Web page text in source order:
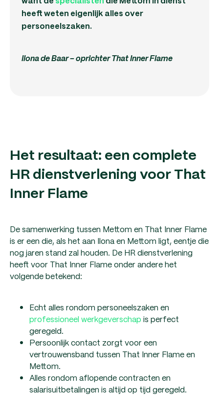
heeft weten eigenlijk alles over
personeelszaken.
Ilona de Baar – oprichter That Inner Flame
Het resultaat: een complete
HR dienstverlening voor That
Inner Flame
De samenwerking tussen Mettom en That Inner Flame
is er een die, als het aan Ilona en Mettom ligt, eentje die
nog jaren stand zal houden. De HR dienstverlening
heeft voor That Inner Flame onder andere het
volgende betekend:
Echt alles rondom personeelszaken en
professioneel werkgeverschap is perfect
geregeld.
Persoonlijk contact zorgt voor een
vertrouwensband tussen That Inner Flame en
Mettom.
Alles rondom aflopende contracten en
salarisuitbetalingen is altijd op tijd geregeld.